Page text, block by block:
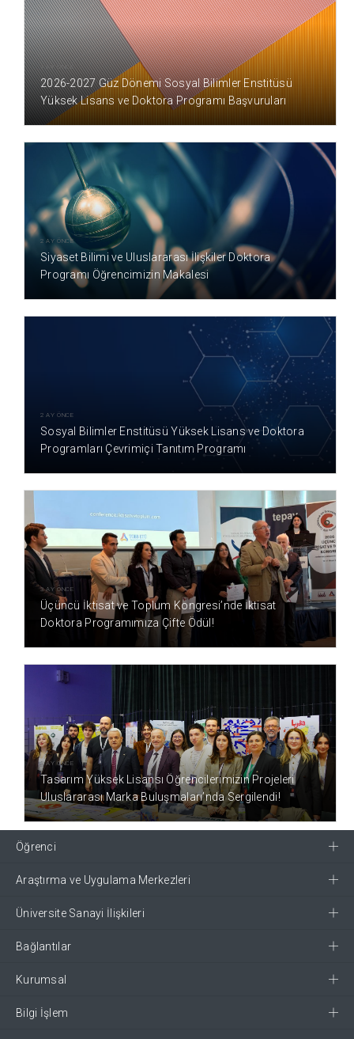
1 AY ÖNCE
2026-2027 Güz Dönemi Sosyal Bilimler Enstitüsü
Yüksek Lisans ve Doktora Programı Başvuruları
2 AY ÖNCE
Siyaset Bilimi ve Uluslararası İlişkiler Doktora
Programı Öğrencimizin Makalesi
2 AY ÖNCE
Sosyal Bilimler Enstitüsü Yüksek Lisans ve Doktora
Programları Çevrimiçi Tanıtım Programı
3 AY ÖNCE
Üçüncü İktisat ve Toplum Kongresi’nde İktisat
Doktora Programımıza Çifte Ödül!
3 AY ÖNCE
Tasarım Yüksek Lisansı Öğrencilerimizin Projeleri
Uluslararası Marka Buluşmaları’nda Sergilendi!
Öğrenci
Araştırma ve Uygulama Merkezleri
Üniversite Sanayi İlişkileri
Bağlantılar
Kurumsal
Bilgi İşlem